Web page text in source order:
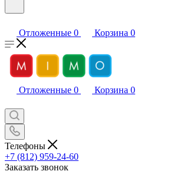
Отложенные 0 Корзина 0
Отложенные 0 Корзина 0
Телефоны
+7 (812) 959-24-60
Заказать звонок